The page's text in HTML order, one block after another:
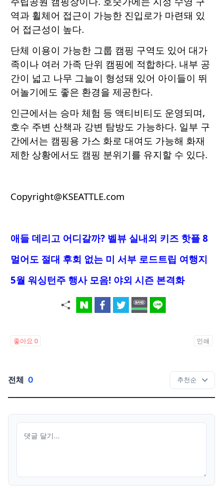
역과 휠체어 접근이 가능한 진입로가 마련돼 있
어 접근성이 높다.
단체 이용이 가능한 그룹 캠핑 구역도 있어 대가
족이나 여러 가족 단위 캠핑에 적합하다. 내부 공
간이 넓고 나무 그늘이 형성돼 있어 아이들이 뛰
어놀기에도 좋은 환경을 제공한다.
인근에서는 승마 체험 등 액티비티도 운영되며,
호수 주변 산책과 강변 탐방도 가능하다. 일부 구
간에서는 캠핑용 가스 화로 대여도 가능해 화재
제한 상황에서도 캠핑 분위기를 유지할 수 있다.
Copyright@KSEATTLE.com
애들 데리고 어디갈까? 벨뷰 실내외 키즈 핫플 8
멀어도 절대 후회 없는 미 서부 로드트립 여행지
5월 워싱턴주 행사 모음! 야외 시즌 본격화
좋아요 0 인쇄
전체 0